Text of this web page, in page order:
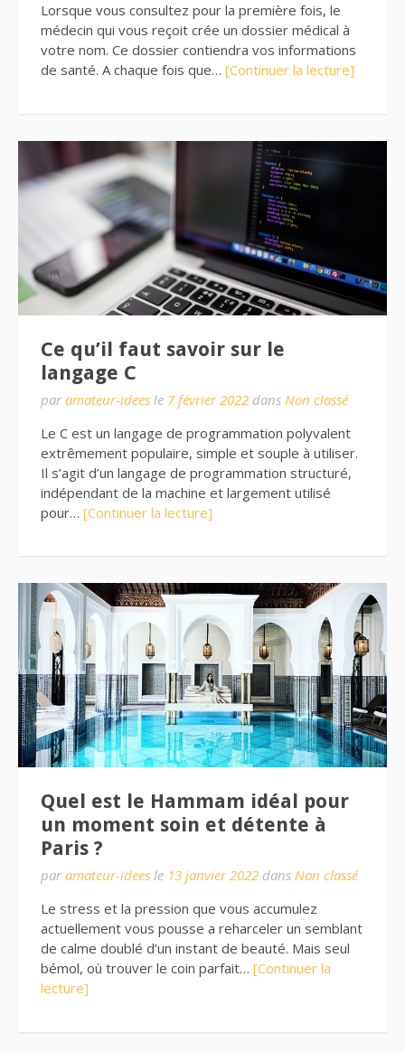
Lorsque vous consultez pour la première fois, le
médecin qui vous reçoit crée un dossier médical à
votre nom. Ce dossier contiendra vos informations
de santé. A chaque fois que… [Continuer la lecture]
Ce qu’il faut savoir sur le
langage C
par amateur-idees le 7 février 2022 dans Non classé
Le C est un langage de programmation polyvalent
extrêmement populaire, simple et souple à utiliser.
Il s’agit d’un langage de programmation structuré,
indépendant de la machine et largement utilisé
pour… [Continuer la lecture]
Quel est le Hammam idéal pour
un moment soin et détente à
Paris ?
par amateur-idees le 13 janvier 2022 dans Non classé
Le stress et la pression que vous accumulez
actuellement vous pousse a reharceler un semblant
de calme doublé d’un instant de beauté. Mais seul
bémol, où trouver le coin parfait… [Continuer la
lecture]